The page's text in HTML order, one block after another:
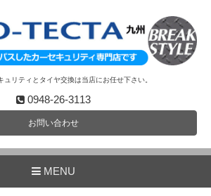
ュリティとタイヤ交換は当店にお任せ下さい。
0948-26-3113
お問い合わせ
MENU